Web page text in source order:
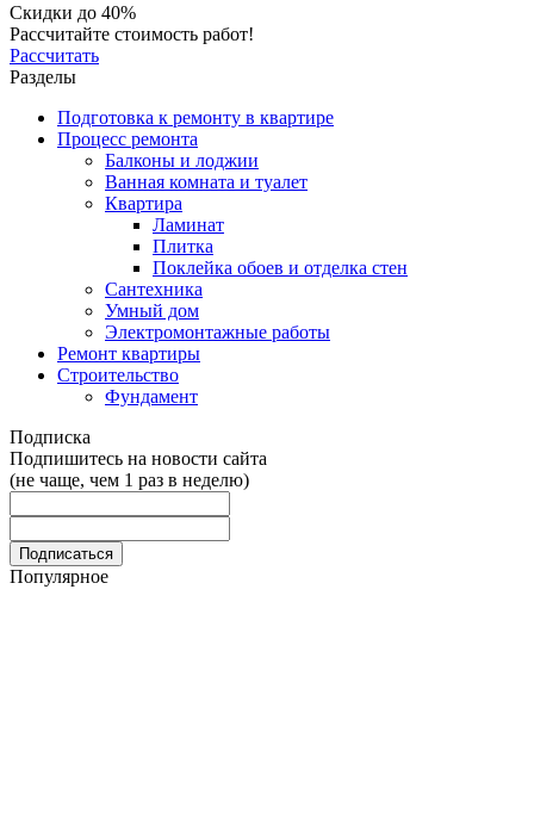
Скидки до 40%
Рассчитайте стоимость работ!
Рассчитать
Разделы
Подготовка к ремонту в квартире
Процесс ремонта
Балконы и лоджии
Ванная комната и туалет
Квартира
Ламинат
Плитка
Поклейка обоев и отделка стен
Сантехника
Умный дом
Электромонтажные работы
Ремонт квартиры
Строительство
Фундамент
Подписка
Подпишитесь на новости сайта
(не чаще, чем 1 раз в неделю)
Популярное